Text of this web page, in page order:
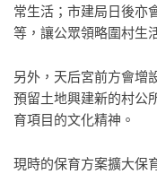
常生活；市建局日後亦
等，讓公眾領略圍村生
另外，天后宮前方會增
預留土地興建新的村公
育項目的文化精神。
現時的保育方案擴大保